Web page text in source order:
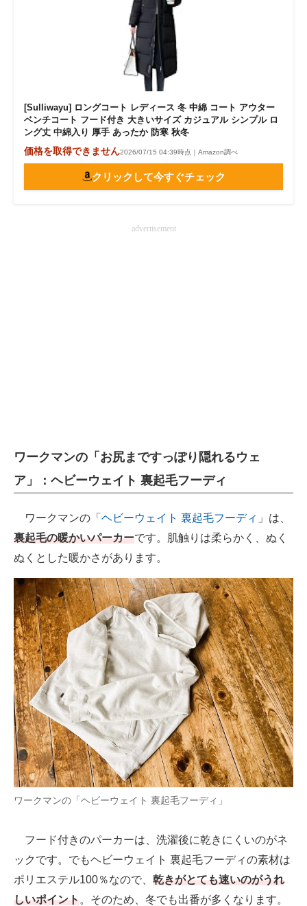
[Sulliwayu] ロングコート レディース 冬 中綿 コート アウター
ベンチコート フード付き 大きいサイズ カジュアル シンプル ロ
ング丈 中綿入り 厚手 あったか 防寒 秋冬
価格を取得できません2026/07/15 04:39時点｜Amazon調べ
クリックして今すぐチェック
advertisement
ワークマンの「お尻まですっぽり隠れるウェ
ア」：ヘビーウェイト 裏起毛フーディ
ワークマンの「 ヘビーウェイト 裏起毛フーディ 」は、
裏起毛の暖かいパーカーです。肌触りは柔らかく、ぬく
ぬくとした暖かさがあります。
ワークマンの「ヘビーウェイト 裏起毛フーディ」
フード付きのパーカーは、洗濯後に乾きにくいのがネ
ックです。でもヘビーウェイト 裏起毛フーディの素材は
ポリエステル100％なので、 乾きがとても速いのがうれ
しいポイント。そのため、冬でも出番が多くなります。